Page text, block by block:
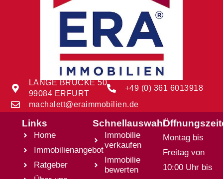
LANGE BRÜCKE 50
99084 ERFURT
+49 (0) 361 6013918
machalett@eraimmobilien.de
Links
Home
Immobilienangebot
Ratgeber
Schnellauswahl
Immobilie
verkaufen
Immobilie
bewerten
Montag bis
Freitag von
10:00 Uhr bis